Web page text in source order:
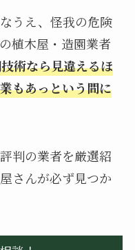
うえ、怪我の危険
植木屋・造園業者
術なら見違えるほ
もあっという間に
判の業者を厳選紹
さんが必ず見つか